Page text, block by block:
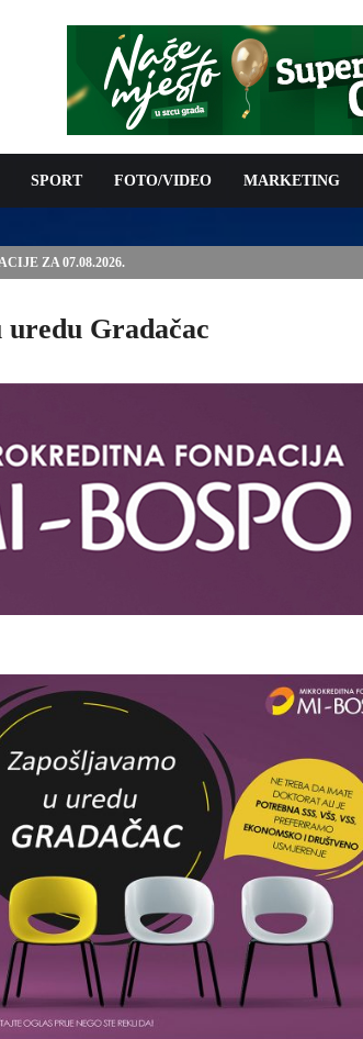
SPORT FOTO/VIDEO MARKETING
UGOVOR: 6,9 MILIONA KM ZA VODOSNABDIJEVANJE
Gradačac